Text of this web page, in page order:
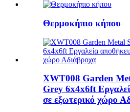
Θερμοκήπιο κήπου
XWT008 Garden
Grey 6x4x6ft
σε εξωτερικό χώρο